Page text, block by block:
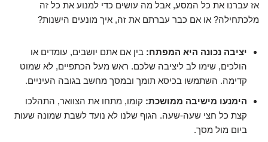
אז עברנו את כל המסע, אבל מה עושים כדי למנוע את כל זה
מלכתחילה? או אם כבר עברתם את זה, איך מונעים הישנות?
יציבה נכונה היא המפתח: בין אם אתם יושבים, עומדים או
הולכים, שימו לב ליציבה שלכם. ראש מעל הכתפיים, לא שמוט
קדימה. השתמשו בכיסא תומך ובמסך מחשב בגובה העיניים.
הימנעו מישיבה ממושכת: קומו, מתחו את הצוואר, התהלכו
קצת כל חצי שעה-שעה. הגוף שלנו לא נועד לשבת שמונה שעות
ביום מול מסך.